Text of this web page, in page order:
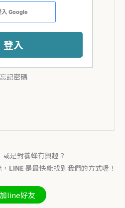
入 Google
A
l
t
e
i
v
e
:
登入
忘記密碼
是對養蜂有興趣？
LINE 是最快能找到我們的方式喔！
line好友